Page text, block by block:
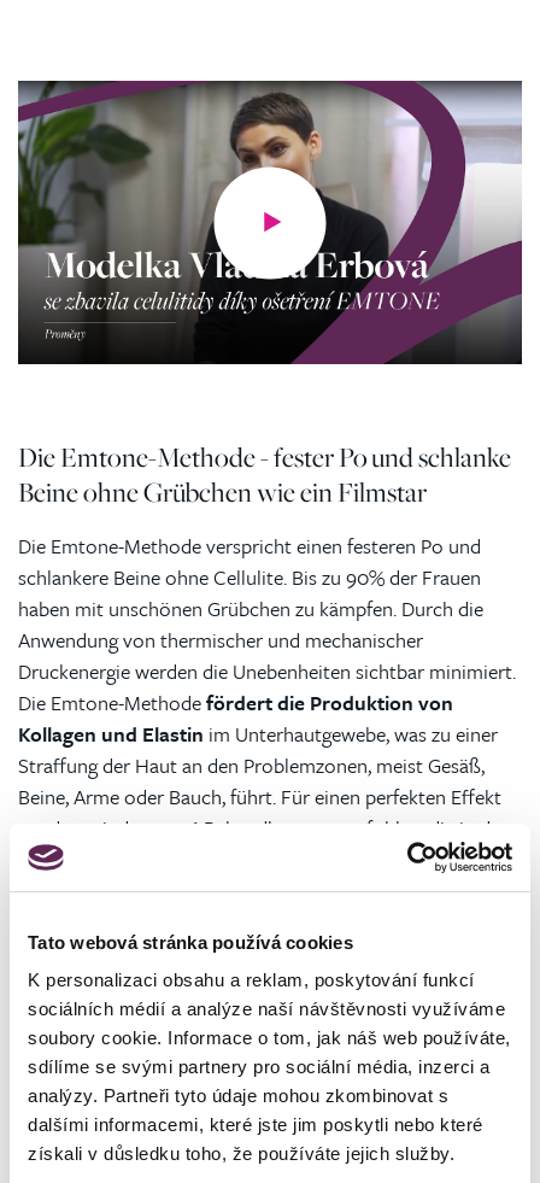
Tato webová stránka používá cookies
K personalizaci obsahu a reklam, poskytování funkcí
sociálních médií a analýze naší návštěvnosti využíváme
soubory cookie. Informace o tom, jak náš web používáte,
sdílíme se svými partnery pro sociální média, inzerci a
analýzy. Partneři tyto údaje mohou zkombinovat s
dalšími informacemi, které jste jim poskytli nebo které
získali v důsledku toho, že používáte jejich služby.
Die Emtone-Methode - fester Po und schlanke
Beine ohne Grübchen wie ein Filmstar
Die Emtone-Methode verspricht einen festeren Po und
schlankere Beine ohne Cellulite. Bis zu 90% der Frauen
haben mit unschönen Grübchen zu kämpfen. Durch die
Anwendung von thermischer und mechanischer
Druckenergie werden die Unebenheiten sichtbar minimiert.
Die Emtone-Methodefördert die Produktion von
Kollagen und Elastin im Unterhautgewebe, was zu einer
Straffung der Haut an den Problemzonen, meist Gesäß,
Beine, Arme oder Bauch, führt. Für einen perfekten Effekt
werden mindestens 6 Behandlungen empfohlen, die in den
Kliniken der MEDICOM Clinic in Prag, Brünn und Ústí
nad Labem durchgeführt werden können.
Im neuen Jahr ein leichter Schritt und schöne
Beine ohne Krampfadern
Moderne und schonende Behandlungsmethoden von
kleinsten Venen bis hin zu größeren Krampfadern können
bei minimalen postoperativen Einschränkungen wahre
Wunder bewirken. Probleme mit den Blutgefäßen treten
am häufigsten bei Frauen in der Schwangerschaft oder bei